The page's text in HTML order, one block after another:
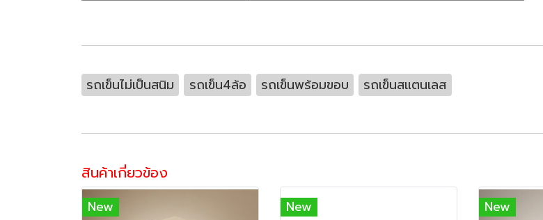
รถเข็นไม่เป็นสนิม รถเข็น4ล้อ รถเข็นพร้อมขอบ รถเข็นสแตนเลส
สินค้าเกี่ยวข้อง
New New New